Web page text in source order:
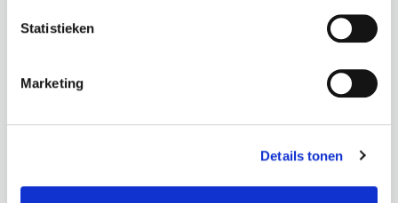
Statistieken
Marketing
Details tonen
inhoud: 23 liter
€17,95